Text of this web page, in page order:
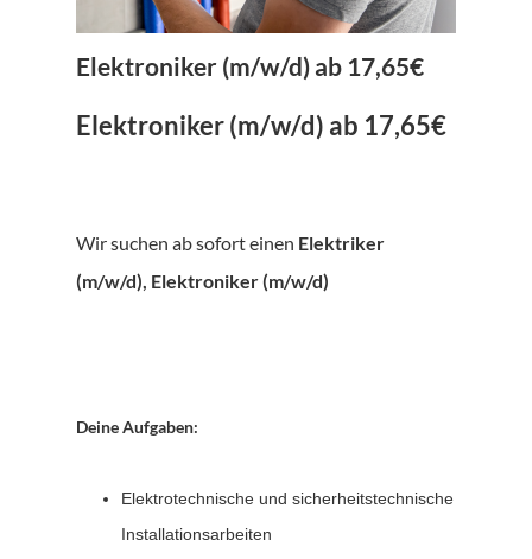
Elektroniker (m/w/d) ab 17,65€
Elektroniker (m/w/d) ab 17,65€
Wir suchen ab sofort einen Elektriker
(m/w/d), Elektroniker (m/w/d)
Deine Aufgaben:
Elektrotechnische und sicherheitstechnische
Installationsarbeiten